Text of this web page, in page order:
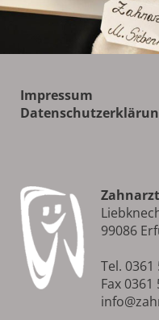
Impressum
99086
Tel. 0361
Fax 0361